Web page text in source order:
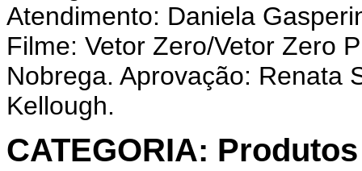
Atendimento: Daniela
Filme: Vetor Zero/Vetor Zero
Nobrega. Aprovação: Renata
Kellough.
CATEGORIA: